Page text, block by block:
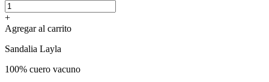
+
Agregar al carrito
Sandalia Layla
100% cuero vacuno